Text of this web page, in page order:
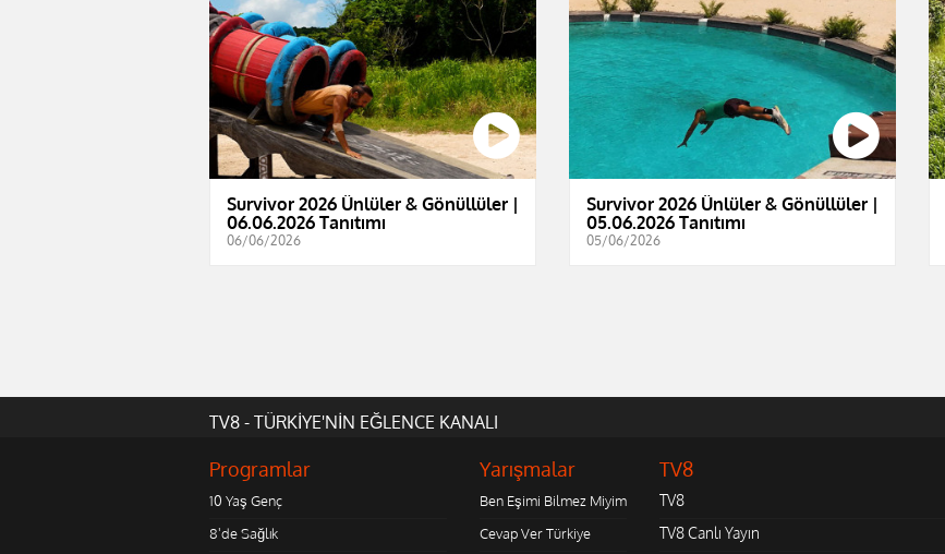
Survivor 2026 Ünlüler & Gönüllüler |
06.06.2026 Tanıtımı
06/06/2026
Survivor 2026 Ünlüler & Gönüllüler |
05.06.2026 Tanıtımı
05/06/2026
TV8 - TÜRKİYE'NİN EĞLENCE KANALI
Programlar
10 Yaş Genç
8'de Sağlık
Yarışmalar
Ben Eşimi Bilmez Miyim
Cevap Ver Türkiye
TV8
TV8
TV8 Canlı Yayın